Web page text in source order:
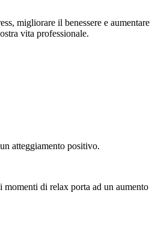
migliorare il benessere e aumentare
vita professionale.
atteggiamento positivo.
di relax porta ad un aumento